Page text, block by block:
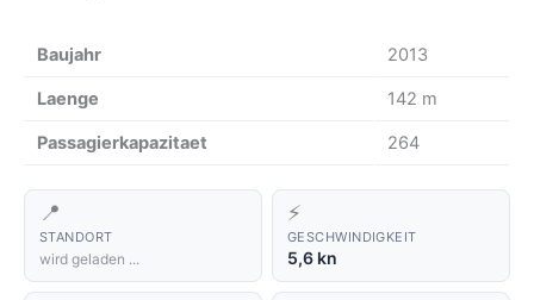
Baujahr 2013
Laenge 142 m
Passagierkapazitaet 264
📍
STANDORT
wird geladen ...
⚡
GESCHWINDIGKEIT
5,6 kn